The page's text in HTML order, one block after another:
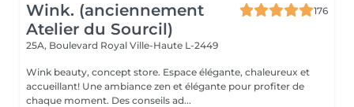
Wink. (anciennement
Atelier du Sourcil)
176
25A, Boulevard Royal Ville-Haute L-2449
Wink beauty, concept store. Espace élégante, chaleureux et
accueillant! Une ambiance zen et élégante pour profiter de
chaque moment. Des conseils ad...